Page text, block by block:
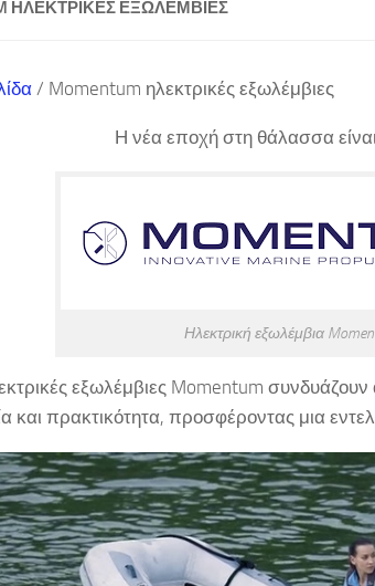
ΗΛΕΚΤΡΙΚΈΣ ΕΞΩΛΈΜΒΙΕΣ
/ Momentum ηλεκτρικές εξωλέμβιες
Η νέα εποχή στη θάλασσα
Ηλεκτρική εξωλέμβια
εξωλέμβιες Momentum
και πρακτικότητα, προσφέροντας μια